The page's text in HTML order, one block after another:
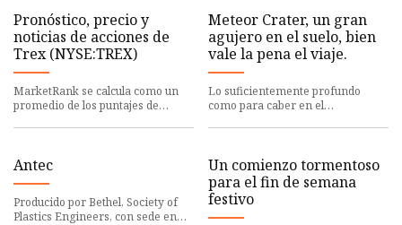
Pronóstico, precio y
noticias de acciones de
Trex (NYSE:TREX)
MarketRank se calcula como un
promedio de los puntajes de
Meteor Crater, un gran
agujero en el suelo, bien
vale la pena el viaje.
Lo suficientemente profundo
como para caber en el
Antec
Producido por Bethel, Society of
Plastics Engineers, con sede en
Un comienzo tormentoso
para el fin de semana
festivo